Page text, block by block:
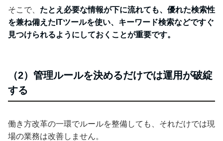
そこで、 たとえ必要な情報が下に流れても、優れた検索性
を兼ね備えたITツールを使い、キーワード検索などですぐ
見つけられるようにしておくことが重要です。
（2）管理ルールを決めるだけでは運用が破綻
する
働き方改革の一環でルールを整備しても、それだけでは現
場の業務は改善しません。